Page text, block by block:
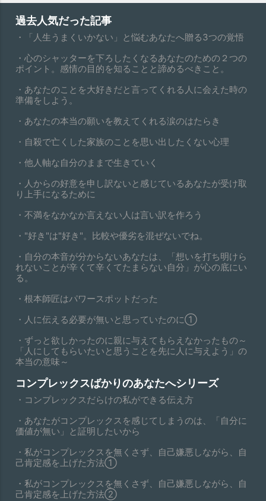
過去人気だった記事
・「人生うまくいかない」と悩むあなたへ贈る3つの覚悟
・心のシャッターを下ろしたくなるあなたのための２つの
ポイント。感情の目的を知ることと諦めるべきこと。
・あなたのことを大好きだと言ってくれる人に会えた時の
準備をしよう。
・あなたの本当の願いを教えてくれる涙のはたらき
・自殺で亡くした家族のことを思い出したくない心理
・他人軸な自分のままで生きていく
・人からの好意を申し訳ないと感じているあなたが受け取
り上手になるために
・不満をなかなか言えない人は言い訳を作ろう
・"好き"は"好き"。比較や優劣を混ぜないでね。
・自分の本音が分からないあなたは、「想いを打ち明けら
れないことが辛くて辛くてたまらない自分」が心の底にい
る。
・根本師匠はパワースポットだった
・人に伝える必要が無いと思っていたのに①
・ずっと欲しかったのに親に与えてもらえなかったもの～
「人にしてもらいたいと思うことを先に人に与えよう」の
本当の意味～
コンプレックスばかりのあなたへシリーズ
・コンプレックスだらけの私ができる伝え方
・あなたがコンプレックスを感じてしまうのは、「自分に
価値が無い」と証明したいから
・私がコンプレックスを無くさず、自己嫌悪しながら、自
己肯定感を上げた方法①
・私がコンプレックスを無くさず、自己嫌悪しながら、自
己肯定感を上げた方法②